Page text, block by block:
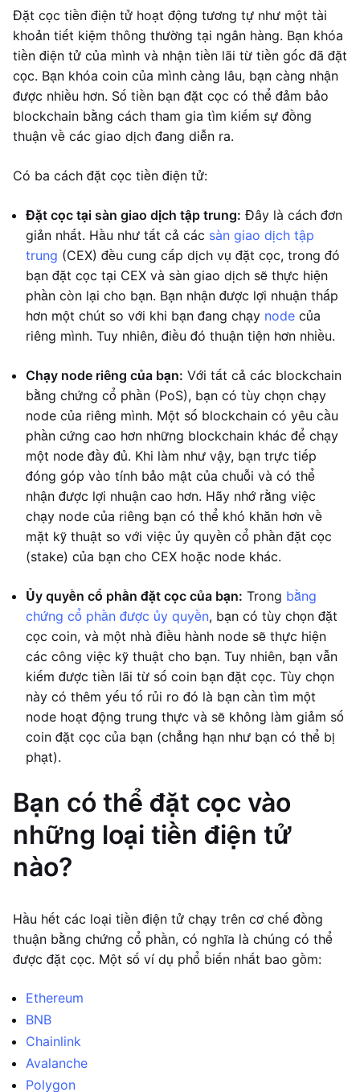
Đặt cọc tiền điện tử hoạt động tương tự như một tài
khoản tiết kiệm thông thường tại ngân hàng. Bạn khóa
tiền điện tử của mình và nhận tiền lãi từ tiền gốc đã đặt
cọc. Bạn khóa coin của mình càng lâu, bạn càng nhận
được nhiều hơn. Số tiền bạn đặt cọc có thể đảm bảo
blockchain bằng cách tham gia tìm kiếm sự đồng
thuận về các giao dịch đang diễn ra.
Có ba cách đặt cọc tiền điện tử:
Đặt cọc tại sàn giao dịch tập trung: Đây là cách đơn
giản nhất. Hầu như tất cả các sàn giao dịch tập
trung (CEX) đều cung cấp dịch vụ đặt cọc, trong đó
bạn đặt cọc tại CEX và sàn giao dịch sẽ thực hiện
phần còn lại cho bạn. Bạn nhận được lợi nhuận thấp
hơn một chút so với khi bạn đang chạy node của
riêng mình. Tuy nhiên, điều đó thuận tiện hơn nhiều.
Chạy node riêng của bạn: Với tất cả các blockchain
bằng chứng cổ phần (PoS), bạn có tùy chọn chạy
node của riêng mình. Một số blockchain có yêu cầu
phần cứng cao hơn những blockchain khác để chạy
một node đầy đủ. Khi làm như vậy, bạn trực tiếp
đóng góp vào tính bảo mật của chuỗi và có thể
nhận được lợi nhuận cao hơn. Hãy nhớ rằng việc
chạy node của riêng bạn có thể khó khăn hơn về
mặt kỹ thuật so với việc ủy quyền cổ phần đặt cọc
(stake) của bạn cho CEX hoặc node khác.
Ủy quyền cổ phần đặt cọc của bạn: Trong bằng
chứng cổ phần được ủy quyền, bạn có tùy chọn đặt
cọc coin, và một nhà điều hành node sẽ thực hiện
các công việc kỹ thuật cho bạn. Tuy nhiên, bạn vẫn
kiếm được tiền lãi từ số coin bạn đặt cọc. Tùy chọn
này có thêm yếu tố rủi ro đó là bạn cần tìm một
node hoạt động trung thực và sẽ không làm giảm số
coin đặt cọc của bạn (chẳng hạn như bạn có thể bị
phạt).
Bạn có thể đặt cọc vào
những loại tiền điện tử
nào?
Hầu hết các loại tiền điện tử chạy trên cơ chế đồng
thuận bằng chứng cổ phần, có nghĩa là chúng có thể
được đặt cọc. Một số ví dụ phổ biến nhất bao gồm:
Ethereum
BNB
Chainlink
Avalanche
Polygon